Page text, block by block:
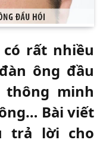
rất nhiều
ông đầu
minh
Bài viết
trả lời cho